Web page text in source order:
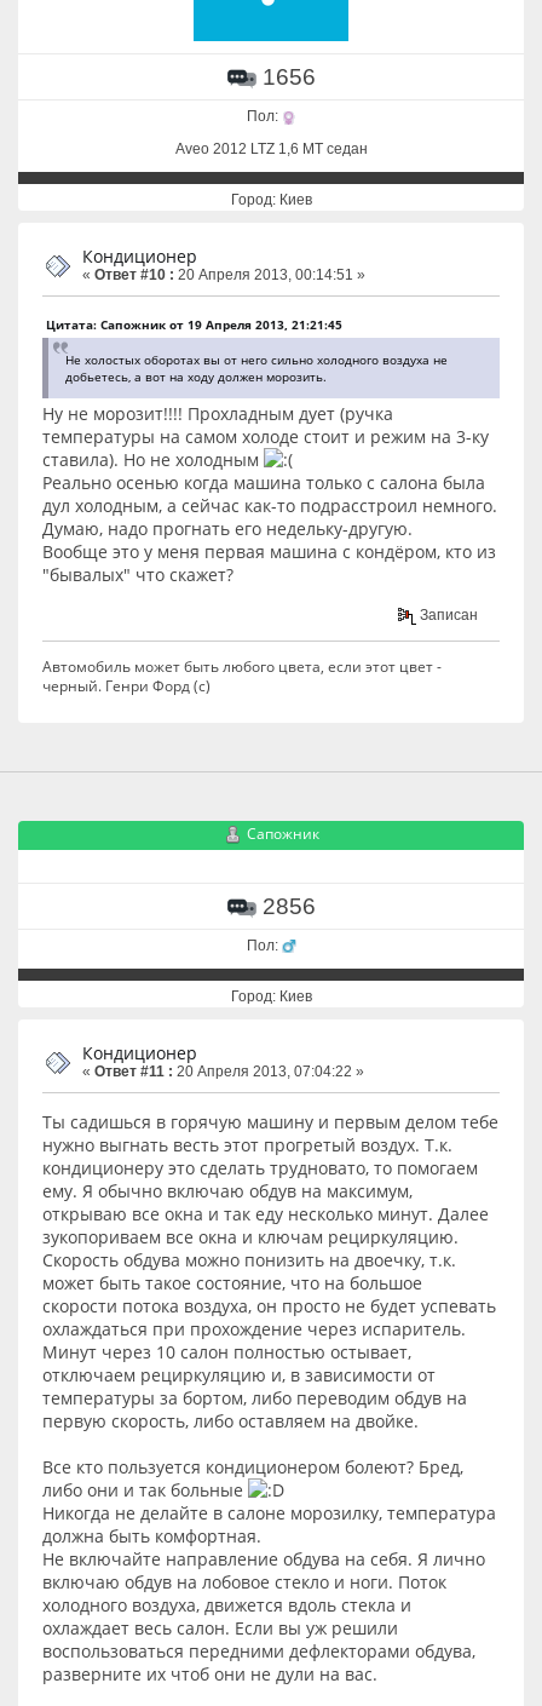
1656
Пол:
Aveo 2012 LTZ 1,6 MT седан
Город: Киев
Кондиционер
« Ответ #10 : 20 Апреля 2013, 00:14:51 »
Цитата: Сапожник от 19 Апреля 2013, 21:21:45
Не холостых оборотах вы от него сильно холодного воздуха не
добьетесь, а вот на ходу должен морозить.
Ну не морозит!!!! Прохладным дует (ручка
температуры на самом холоде стоит и режим на 3-ку
ставила). Но не холодным
Реально осенью когда машина только с салона была
дул холодным, а сейчас как-то подрасстроил немного.
Думаю, надо прогнать его недельку-другую.
Вообще это у меня первая машина с кондёром, кто из
"бывалых" что скажет?
Записан
Автомобиль может быть любого цвета, если этот цвет -
черный. Генри Форд (с)
Сапожник
2856
Пол:
Город: Киев
Кондиционер
« Ответ #11 : 20 Апреля 2013, 07:04:22 »
Ты садишься в горячую машину и первым делом тебе
нужно выгнать весть этот прогретый воздух. Т.к.
кондиционеру это сделать трудновато, то помогаем
ему. Я обычно включаю обдув на максимум,
открываю все окна и так еду несколько минут. Далее
зукопориваем все окна и ключам рециркуляцию.
Скорость обдува можно понизить на двоечку, т.к.
может быть такое состояние, что на большое
скорости потока воздуха, он просто не будет успевать
охлаждаться при прохождение через испаритель.
Минут через 10 салон полностью остывает,
отключаем рециркуляцию и, в зависимости от
температуры за бортом, либо переводим обдув на
первую скорость, либо оставляем на двойке.
Все кто пользуется кондиционером болеют? Бред,
либо они и так больные
Никогда не делайте в салоне морозилку, температура
должна быть комфортная.
Не включайте направление обдува на себя. Я лично
включаю обдув на лобовое стекло и ноги. Поток
холодного воздуха, движется вдоль стекла и
охлаждает весь салон. Если вы уж решили
воспользоваться передними дефлекторами обдува,
разверните их чтоб они не дули на вас.